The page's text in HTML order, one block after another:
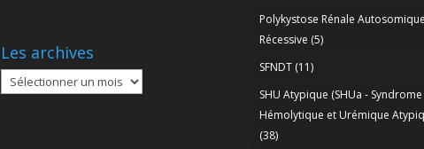
Les archives
Les
archives
Polykystose Rénale Autosomique
Récessive (5)
SFNDT(11)
SHU Atypique (SHUa - Syndrome
Hémolytique et Urémique
(38)